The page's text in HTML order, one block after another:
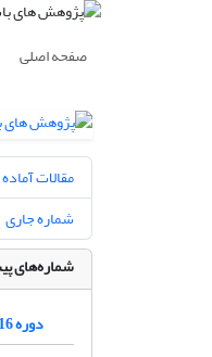
صفحه اصلی
مقالات
شماره جاری
شماره‌های
دوره 16 (1405)